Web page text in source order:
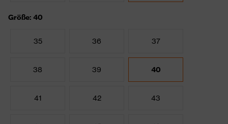
Größe: 40
35 36 37
38 39 40
41 42 43